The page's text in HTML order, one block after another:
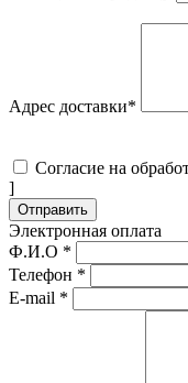
Адрес доставки*
Согласие на
]
Отправить
Электронная оплата
Ф.И.О *
Телефон *
E-mail *